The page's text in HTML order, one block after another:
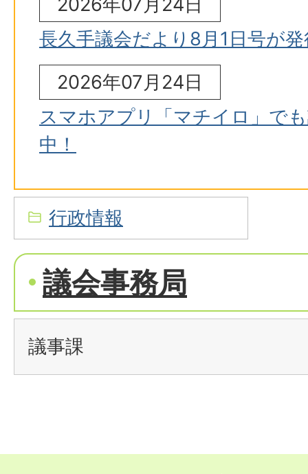
長久手議会だより8月1日号が
2026年07月24日
スマホアプリ「マチイロ」で
中！
行政情報
議会事務局
議事課